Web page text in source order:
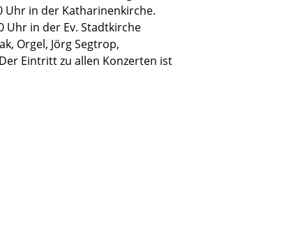
Uhr in der Katharinenkirche.
Uhr in der Ev. Stadtkirche
Orgel, Jörg Segtrop,
Eintritt zu allen Konzerten ist